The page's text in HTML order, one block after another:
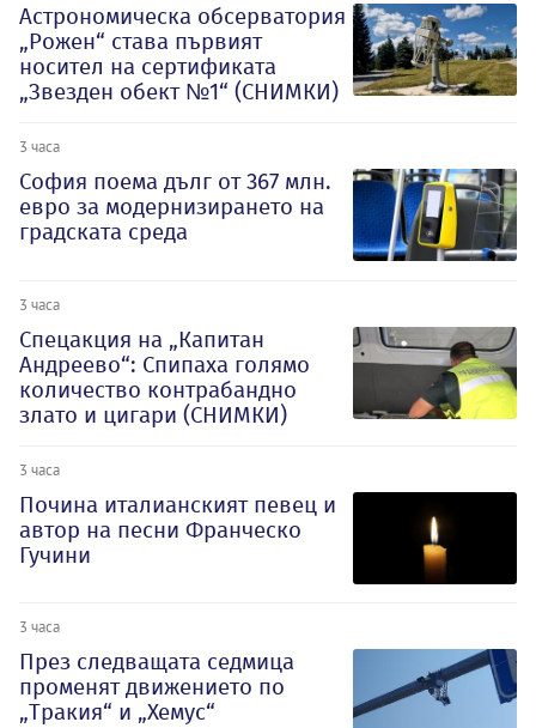
Астрономическа обсерватория
„Рожен“ става първият
носител на сертификата
„Звезден обект №1“ (СНИМКИ)
3 часа
София поема дълг от 367 млн.
евро за модернизирането на
градската среда
3 часа
Спецакция на „Капитан
Андреево“: Спипаха голямо
количество контрабандно
злато и цигари (СНИМКИ)
3 часа
Почина италианският певец и
автор на песни Франческо
Гучини
3 часа
През следващата седмица
променят движението по
„Тракия“ и „Хемус“